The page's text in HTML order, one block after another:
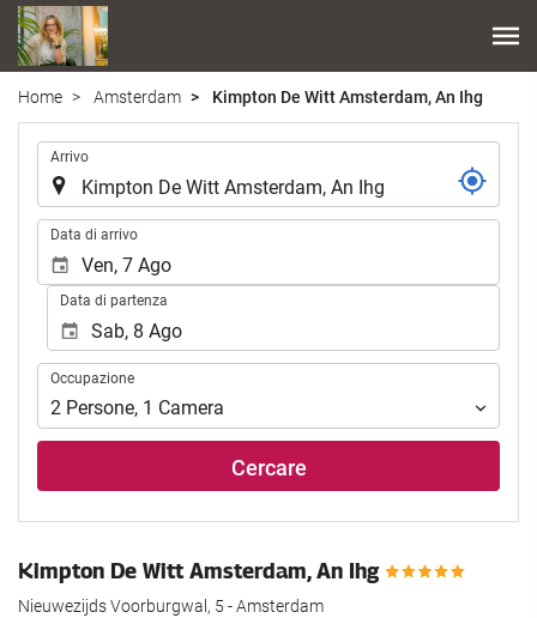
Home Amsterdam Kimpton De Witt Amsterdam, An Ihg
Arrivo
Data di arrivo
Data di partenza
Occupazione
Occupazione
2 Persone, 1 Camera
Cercare
Kimpton De Witt Amsterdam, An Ihg
Nieuwezijds Voorburgwal, 5 - Amsterdam